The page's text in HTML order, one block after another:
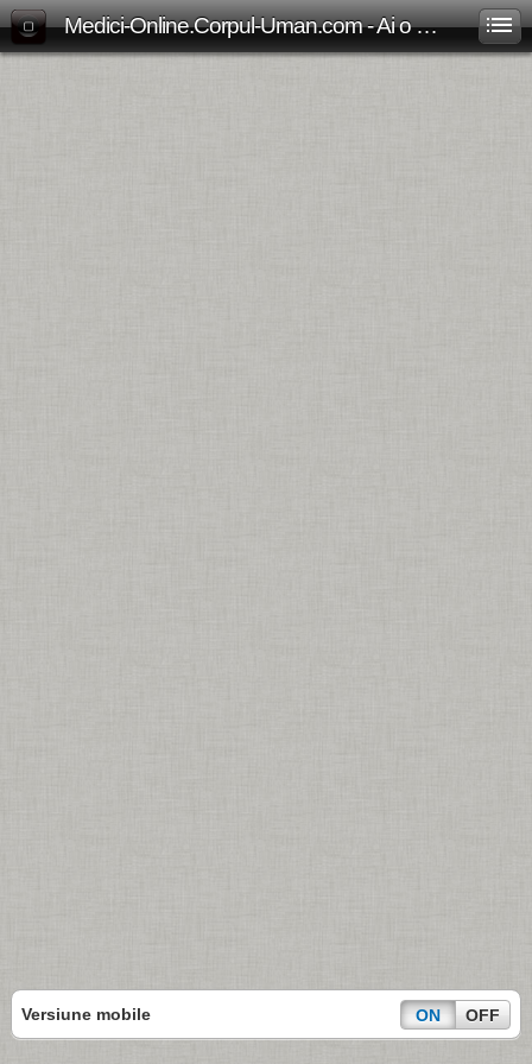
Medici-Online.Corpul-Uman.com - Ai o problema medicala? Aici gasesti, gratuit, raspunsul!
Versiune mobile ON OFF